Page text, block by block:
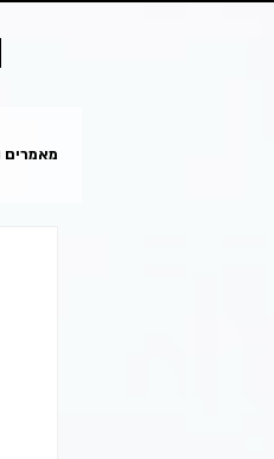
מאמרים